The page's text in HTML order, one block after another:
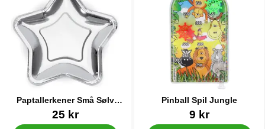
Paptallerkener Små Sølv
Stjerne
Varenr 1402925 kr
Pinball Spil Jungle
Varenr 848059 kr